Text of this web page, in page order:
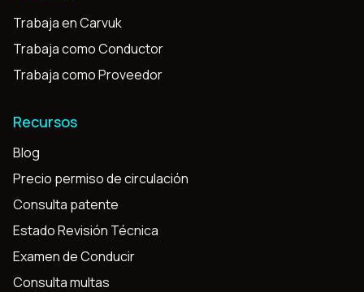
Trabaja en Carvuk
Trabaja como Conductor
Trabaja como Proveedor
Recursos
Blog
Precio permiso de circulación
Consulta patente
Estado Revisión Técnica
Examen de Conducir
Consulta multas